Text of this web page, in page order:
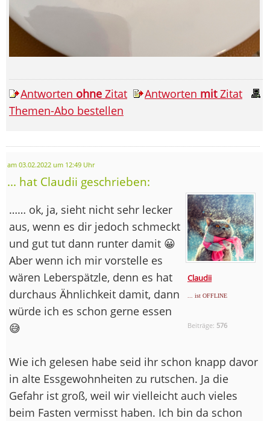
Antworten ohne Zitat Antworten mitZitat
Themen-Abo bestellen
am 03.02.2022 um 12:49 Uhr
... hat Claudii geschrieben:
Claudii
... ist OFFLINE
Beiträge: 576
…… ok, ja, sieht nicht sehr lecker
aus, wenn es dir jedoch schmeckt
und gut tut dann runter damit 😀
Aber wenn ich mir vorstelle es
wären Leberspätzle, denn es hat
durchaus Ähnlichkeit damit, dann
würde ich es schon gerne essen
😅
Wie ich gelesen habe seid ihr schon knapp davor
in alte Essgewohnheiten zu rutschen. Ja die
Gefahr ist groß, weil wir vielleicht auch vieles
beim Fasten vermisst haben. Ich bin da schon